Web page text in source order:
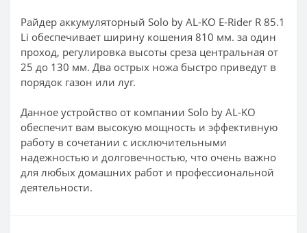
Райдер аккумуляторный Solo by AL-KO E-Rider R 85.1
Li обеспечивает ширину кошения 810 мм. за один
проход, регулировка высоты среза центральная от
25 до 130 мм. Два острых ножа быстро приведут в
порядок газон или луг.
Данное устройство от компании Solo by AL-KO
обеспечит вам высокую мощность и эффективную
работу в сочетании с исключительными
надежностью и долговечностью, что очень важно
для любых домашних работ и профессиональной
деятельности.